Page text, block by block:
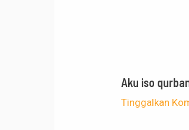
Aku iso
Tinggalkan